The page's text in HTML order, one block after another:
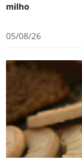
milho
05/08/26